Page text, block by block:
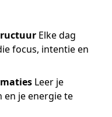
Elke dag
focus, intentie en
Leer je
je energie te